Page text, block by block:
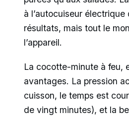
à l’autocuiseur électrique
résultats, mais tout le
l’appareil.
La cocotte-minute à feu,
avantages. La pression
cuisson, le temps est
de vingt minutes), et la